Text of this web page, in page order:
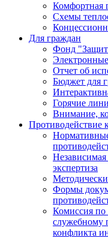
Комфортная
Схемы
Для граждан
Фонд
Отчет об
Бюджет для
Горячие
Внимание,
Противодействие
экспертиза
Формы
Комиссия
служебному
конфликта